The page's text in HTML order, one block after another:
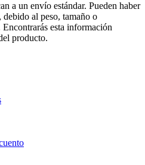
a un envío estándar. Pueden haber
al peso, tamaño o
esta información
producto.